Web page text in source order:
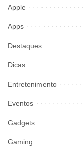
Apple
Apps
Destaques
Dicas
Entretenimento
Eventos
Gadgets
Gaming